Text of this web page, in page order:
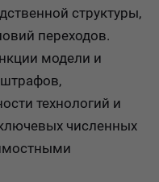
структуры,
переходов.
модели и
штрафов,
технологий и
численных